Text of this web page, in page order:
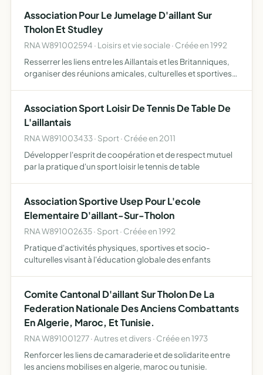
Association Pour Le Jumelage D'aillant Sur
Tholon Et Studley
RNA W891002594 · Loisirs et vie sociale · Créée en 1992
Resserrer les liens entre les Aillantais et les Britanniques,
organiser des réunions amicales, culturelles et sportives
Association Sport Loisir De Tennis De Table De
L'aillantais
RNA W891003433 · Sport · Créée en 2011
Développer l'esprit de coopération et de respect mutuel
par la pratique d'un sport loisir le tennis de table
Association Sportive Usep Pour L'ecole
Elementaire D'aillant-Sur-Tholon
RNA W891002635 · Sport · Créée en 1992
Pratique d'activités physiques, sportives et socio-
culturelles visant à l'éducation globale des enfants
Comite Cantonal D'aillant Sur Tholon De La
Federation Nationale Des Anciens Combattants
En Algerie, Maroc, Et Tunisie.
RNA W891001277 · Autres et divers · Créée en 1973
Renforcer les liens de camaraderie et de solidarite entre
les anciens mobilises en algerie, maroc ou tunisie.